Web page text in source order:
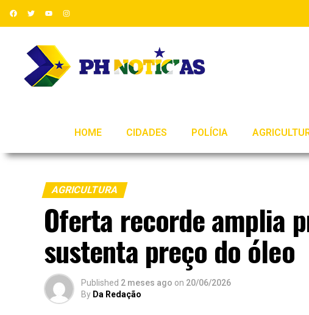
HOME CIDADES POLÍCIA
AGRICULTURA
Oferta recorde amplia
sustenta preço do óleo
Published 2 meses ago on 20/06/2026
By Da Redação